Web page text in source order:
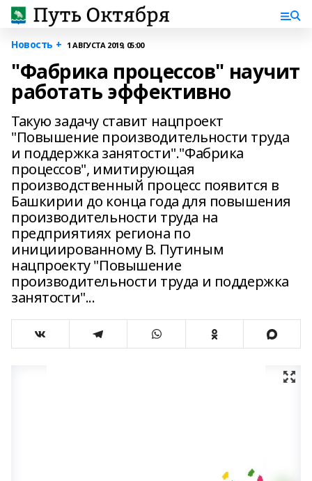
Новость + 1 АВГУСТА 2019, 05:00
"Фабрика процессов" научит
работать эффективно
Такую задачу ставит нацпроект
"Повышение производительности труда
и поддержка занятости"."Фабрика
процессов", имитирующая
производственный процесс появится в
Башкирии до конца года для повышения
производительности труда на
предприятиях региона по
инициированному В. Путиным
нацпроекту "Повышение
производительности труда и поддержка
занятости"...